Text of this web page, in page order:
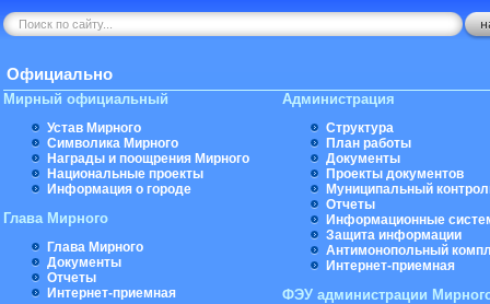
Официально
Мирный официальный
Устав Мирного
Символика Мирного
Награды и поощрения Мирного
Национальные проекты
Информация о городе
Глава Мирного
Глава Мирного
Документы
Отчеты
Интернет-приемная
Администрация
Структура
План работы
Документы
Проекты документов
Муниципальный
Отчеты
Информационные
Защита информации
Антимонопольный
Интернет-приемная
ФЭУ администрации